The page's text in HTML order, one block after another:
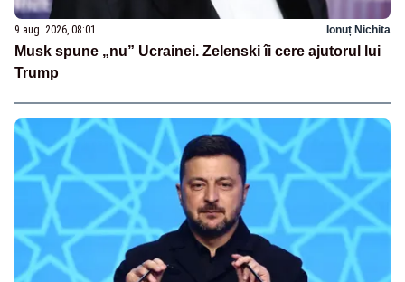
9 aug. 2026, 08:01 Ionuț Nichita
Musk spune „nu” Ucrainei. Zelenski îi cere ajutorul lui
Trump